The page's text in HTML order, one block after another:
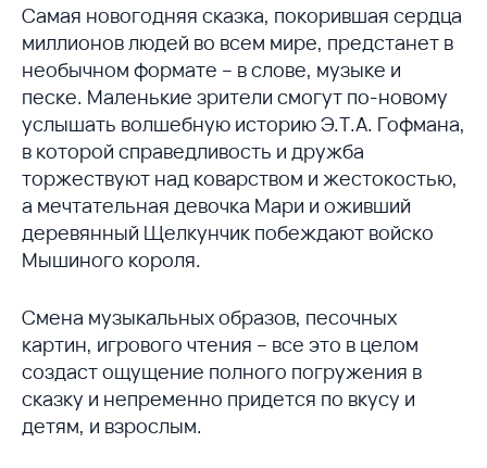
Самая новогодняя сказка, покорившая сердца
миллионов людей во всем мире, предстанет в
необычном формате – в слове, музыке и
песке. Маленькие зрители смогут по-новому
услышать волшебную историю Э.Т.А. Гофмана,
в которой справедливость и дружба
торжествуют над коварством и жестокостью,
а мечтательная девочка Мари и оживший
деревянный Щелкунчик побеждают войско
Мышиного короля.
Смена музыкальных образов, песочных
картин, игрового чтения – все это в целом
создаст ощущение полного погружения в
сказку и непременно придется по вкусу и
детям, и взрослым.